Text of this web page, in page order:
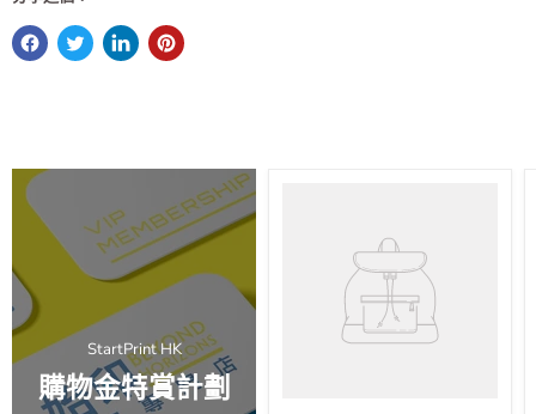
StartPrint HK
購物金特賞計劃